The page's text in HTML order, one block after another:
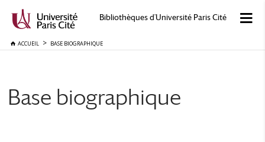
Bibliothèques d'Université Paris Cité
ACCUEIL BASE BIOGRAPHIQUE
Base biographique